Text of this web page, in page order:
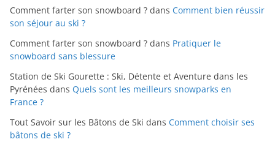
Comment farter son snowboard ? dans Comment bien réussir
son séjour au ski ?
Comment farter son snowboard ? dans Pratiquer le
snowboard sans blessure
Station de Ski Gourette : Ski, Détente et Aventure dans les
Pyrénées dans Quels sont les meilleurs snowparks en
France ?
Tout Savoir sur les Bâtons de Ski dans Comment choisir ses
bâtons de ski ?